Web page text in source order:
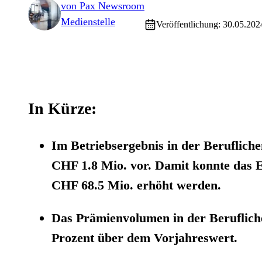
von Pax Newsroom
Medienstelle
Veröffentlichung:
In Kürze:
Im Betriebsergebnis in der
CHF 1.8 Mio. vor. Damit konnte das
CHF 68.5 Mio. erhöht werden.
Das Prämienvolumen in der
Prozent über dem Vorjahreswert.